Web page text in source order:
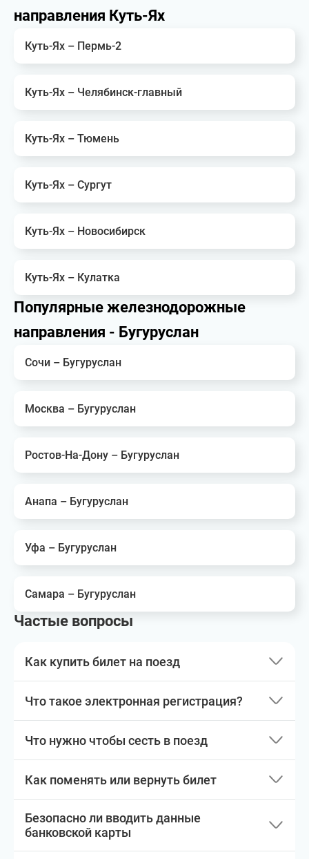
направления Куть-Ях
Куть-Ях – Пермь-2
Куть-Ях – Челябинск-главный
Куть-Ях – Тюмень
Куть-Ях – Сургут
Куть-Ях – Новосибирск
Куть-Ях – Кулатка
Популярные железнодорожные
направления - Бугуруслан
Сочи – Бугуруслан
Москва – Бугуруслан
Ростов-На-Дону – Бугуруслан
Анапа – Бугуруслан
Уфа – Бугуруслан
Самара – Бугуруслан
Частые вопросы
Как купить билет на поезд
Что такое электронная регистрация?
Что нужно чтобы сесть в поезд
Как поменять или вернуть билет
Безопасно ли вводить данные
банковской карты